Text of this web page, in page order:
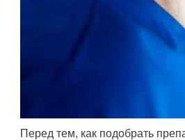
Перед тем, как подобрать